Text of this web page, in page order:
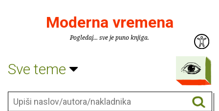
Moderna vremena
Pogledaj... sve je puno knjiga.
Sve teme